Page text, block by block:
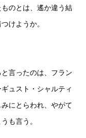
のとは、遙か違う結
けようか。
言ったのは、フラン
ュスト・シャルティ
にとらわれ、やがて
も言う。